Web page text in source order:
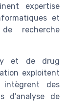
expertise
et
recherche
et de drug
exploitent
intègrent des
d’analyse de